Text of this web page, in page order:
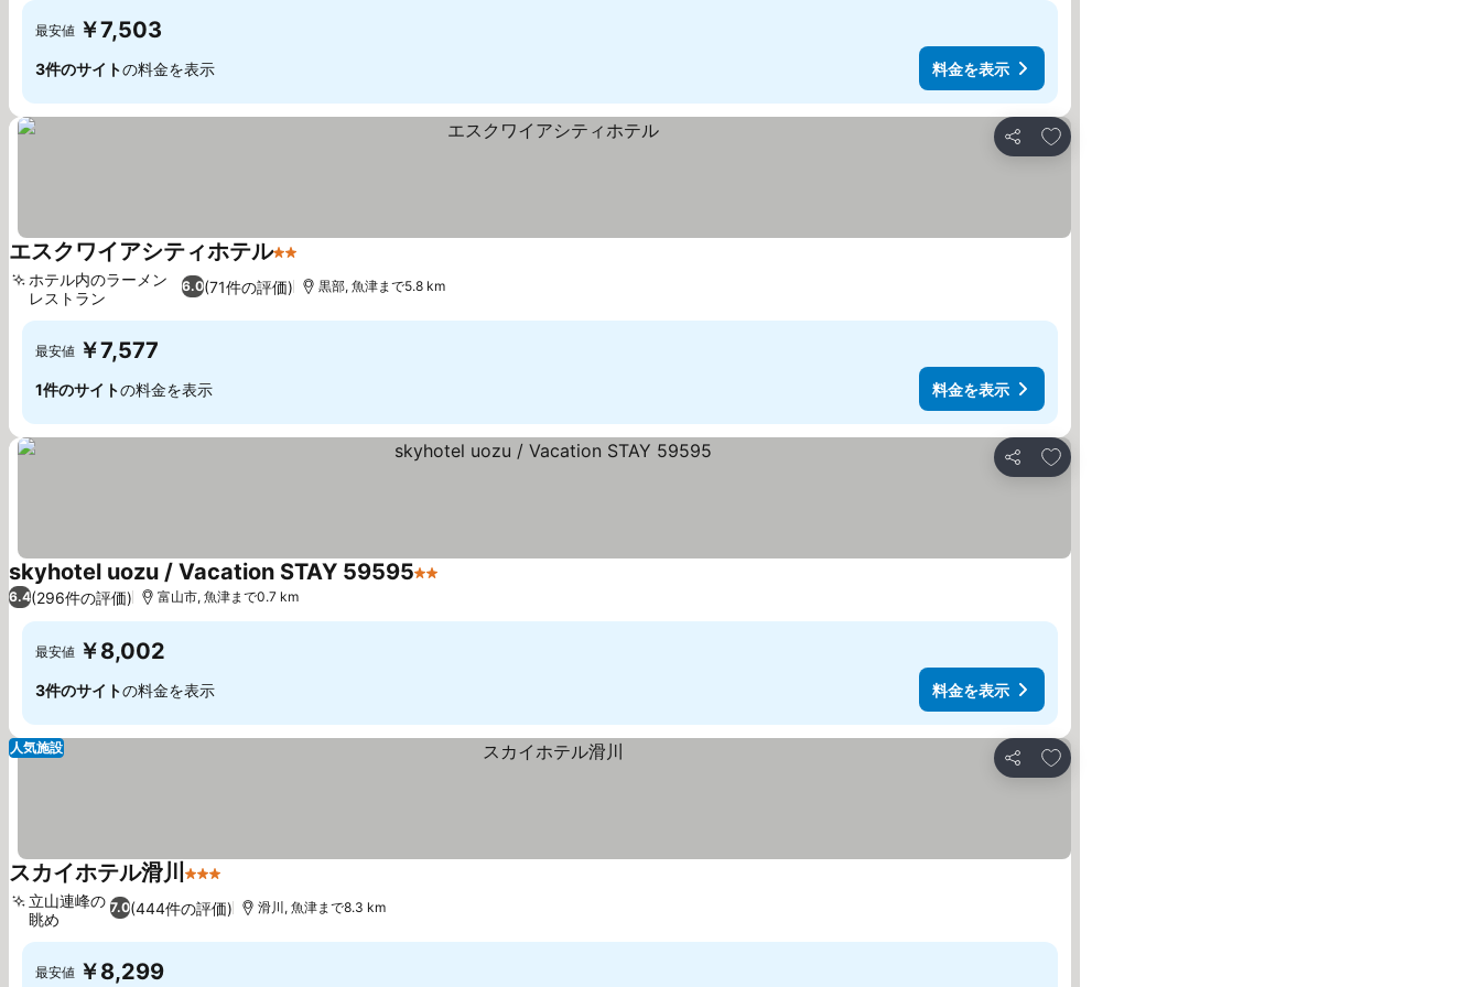
最安値 ￥7,503
3件のサイトの料金を表示 料金を表示
シェア
お気に入りに追加
エスクワイアシティホテル2 ホテルのランク
6.0(71件の評価)
ホテル内のラーメン
レストラン
黒部, 魚津まで5.8 km
最安値 ￥7,577
1件のサイトの料金を表示 料金を表示
シェア
お気に入りに追加
skyhotel uozu / Vacation STAY 595952 ホテルのランク
6.4(296件の評価) 富山市, 魚津まで0.7 km
最安値 ￥8,002
3件のサイトの料金を表示 料金を表示
シェア
お気に入りに追加
人気施設
スカイホテル滑川 3 ホテルのランク
7.0(444件の評価)
立山連峰の
眺め
滑川, 魚津まで8.3 km
最安値 ￥8,299